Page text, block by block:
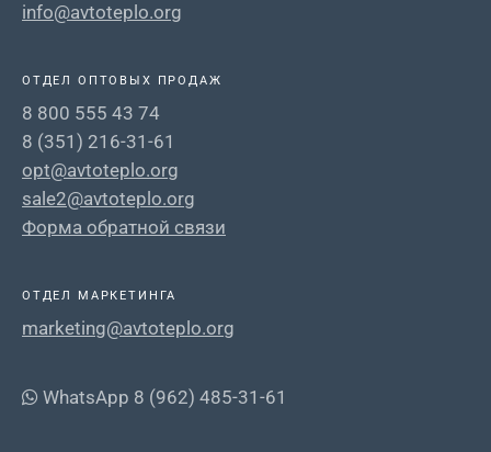
info@avtoteplo.org
ОТДЕЛ ОПТОВЫХ ПРОДАЖ
8 800 555 43 74
8 (351) 216-31-61
opt@avtoteplo.org
sale2@avtoteplo.org
Форма обратной связи
ОТДЕЛ МАРКЕТИНГА
marketing@avtoteplo.org
WhatsApp 8 (962) 485-31-61